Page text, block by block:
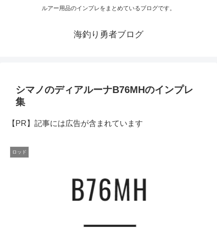
ルアー用品のインプレをまとめているブログです。
海釣り勇者ブログ
シマノのディアルーナB76MHのインプレ
集
【PR】記事には広告が含まれています
ロッド